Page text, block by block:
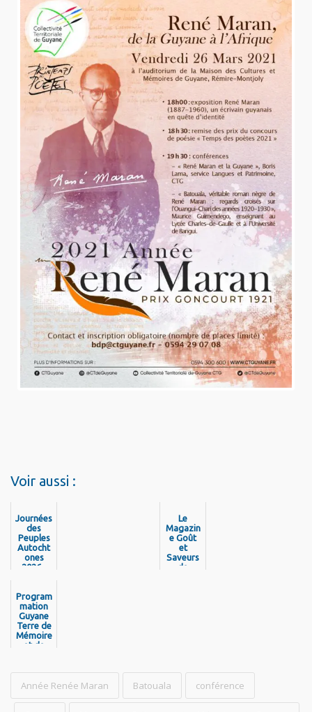
Voir aussi :
Journées
des
Peuples
Autocht
ones
2026 -
program
mation
Le
Magazin
e Goût
et
Saveurs
de
Program
mation
Guyane
Terre de
Mémoire
et de
Nou Pa
Jen Bliyé
Année Renée Maran Batouala conférence